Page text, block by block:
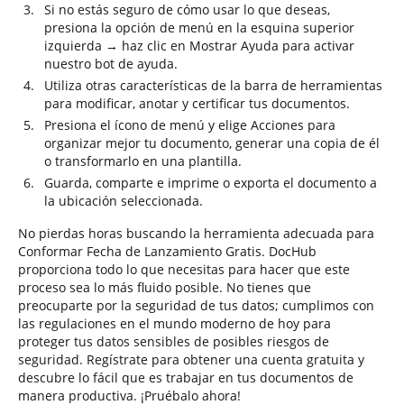
Si no estás seguro de cómo usar lo que deseas,
presiona la opción de menú en la esquina superior
izquierda → haz clic en Mostrar Ayuda para activar
nuestro bot de ayuda.
Utiliza otras características de la barra de herramientas
para modificar, anotar y certificar tus documentos.
Presiona el ícono de menú y elige Acciones para
organizar mejor tu documento, generar una copia de él
o transformarlo en una plantilla.
Guarda, comparte e imprime o exporta el documento a
la ubicación seleccionada.
No pierdas horas buscando la herramienta adecuada para
Conformar Fecha de Lanzamiento Gratis. DocHub
proporciona todo lo que necesitas para hacer que este
proceso sea lo más fluido posible. No tienes que
preocuparte por la seguridad de tus datos; cumplimos con
las regulaciones en el mundo moderno de hoy para
proteger tus datos sensibles de posibles riesgos de
seguridad. Regístrate para obtener una cuenta gratuita y
descubre lo fácil que es trabajar en tus documentos de
manera productiva. ¡Pruébalo ahora!